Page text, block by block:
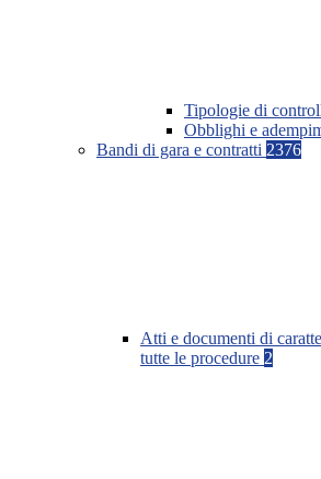
Tipologie di
Obblighi e
Bandi di gara e contratti 2376
Atti e documenti di
tutte le procedure 2